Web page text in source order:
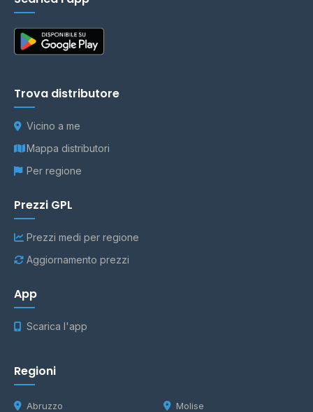
Trova distributore
Vicino a me
Mappa distributori
Per regione
Prezzi GPL
Prezzi medi per regione
Aggiornamento prezzi
App
Scarica l'app
Regioni
Abruzzo Molise